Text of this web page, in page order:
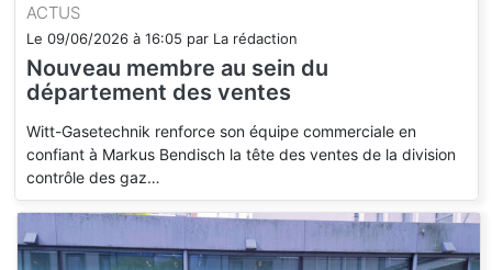
ACTUS
Le 09/06/2026 à 16:05 par La rédaction
Nouveau membre au sein du
département des ventes
Witt-Gasetechnik renforce son équipe commerciale en
confiant à Markus Bendisch la tête des ventes de la division
contrôle des gaz…